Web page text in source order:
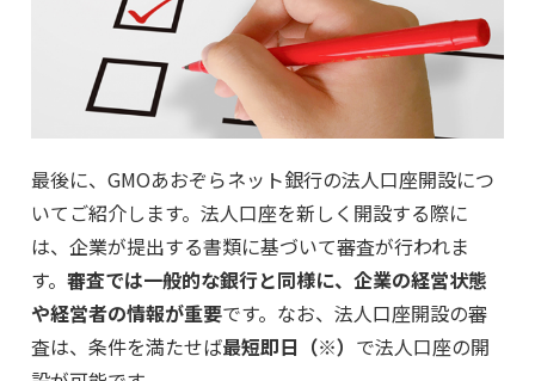
最後に、GMOあおぞらネット銀行の法人口座開設につ
いてご紹介します。法人口座を新しく開設する際に
は、企業が提出する書類に基づいて審査が行われま
す。 審査では一般的な銀行と同様に、企業の経営状態
や経営者の情報が重要です。なお、法人口座開設の審
査は、条件を満たせば最短即日（※） で法人口座の開